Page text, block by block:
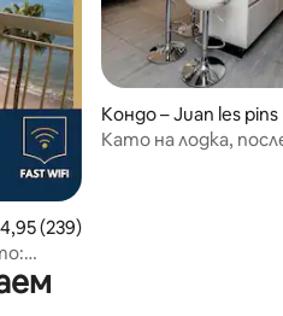
оценка: 4,95 от 5, 239
4,95 (239)
Кондо – Juan les pins
Като на лодка,